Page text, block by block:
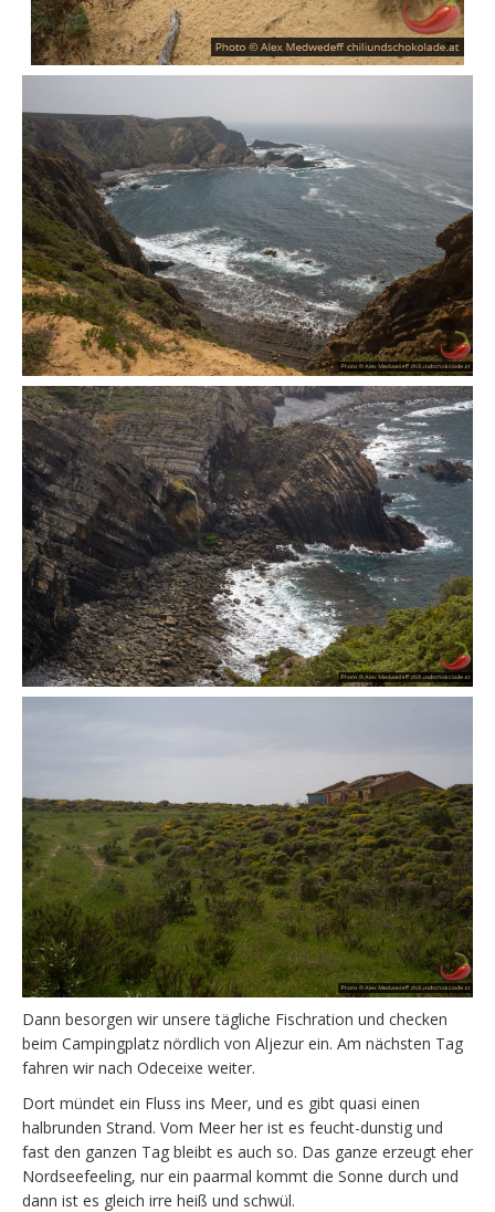
Dann besorgen wir unsere tägliche Fischration und checken
beim Campingplatz nördlich von Aljezur ein. Am nächsten Tag
fahren wir nach Odeceixe weiter.
Dort mündet ein Fluss ins Meer, und es gibt quasi einen
halbrunden Strand. Vom Meer her ist es feucht-dunstig und
fast den ganzen Tag bleibt es auch so. Das ganze erzeugt eher
Nordseefeeling, nur ein paarmal kommt die Sonne durch und
dann ist es gleich irre heiß und schwül.